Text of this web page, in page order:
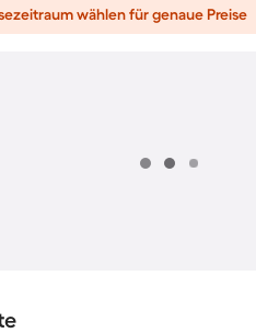
wählen für genaue Preise